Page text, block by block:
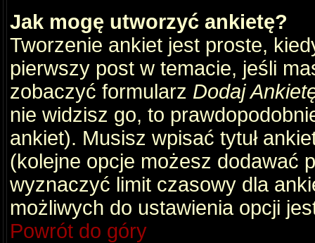
Jak mogę utworzyć ankietę?
Tworzenie ankiet jest proste,
pierwszy post w temacie, jeśli
zobaczyć formularz Dodaj
nie widzisz go, to
ankiet). Musisz wpisać tytuł
(kolejne opcje możesz dodawać
wyznaczyć limit czasowy dla
możliwych do ustawienia opcji
Powrót do góry